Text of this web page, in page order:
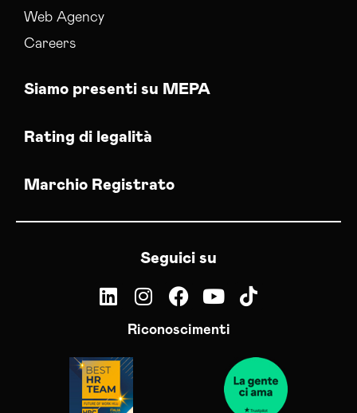
Web Agency
Careers
Siamo presenti su MEPA
Rating di legalità
Marchio Registrato
Seguici su
Riconoscimenti